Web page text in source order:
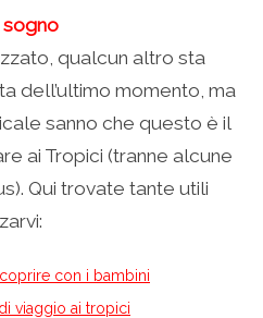
sogno
qualcun altro sta
dell’ultimo momento, ma
sanno che questo è il
ai Tropici (tranne alcune
Qui trovate tante utili
con i bambini
viaggio ai tropici